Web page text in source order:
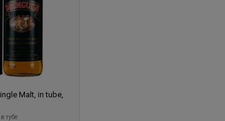
Malt, in tube,
тубе